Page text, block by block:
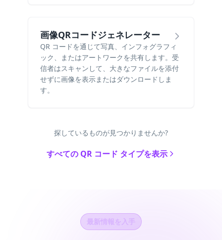
画像QRコードジェネレーター
QR コードを通じて写真、インフォグラフィ
ック、またはアートワークを共有します。受
信者はスキャンして、大きなファイルを添付
せずに画像を表示またはダウンロードしま
す。
探しているものが見つかりませんか?
すべての QR コード タイプを表示
最新情報を入手